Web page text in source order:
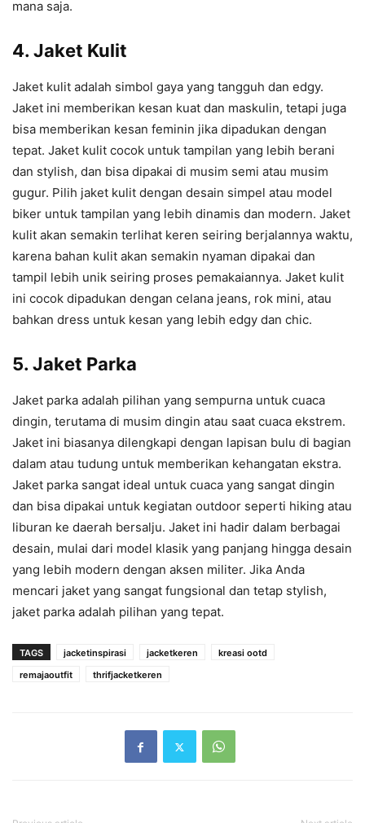
mana saja.
4. Jaket Kulit
Jaket kulit adalah simbol gaya yang tangguh dan edgy.
Jaket ini memberikan kesan kuat dan maskulin, tetapi juga
bisa memberikan kesan feminin jika dipadukan dengan
tepat. Jaket kulit cocok untuk tampilan yang lebih berani
dan stylish, dan bisa dipakai di musim semi atau musim
gugur. Pilih jaket kulit dengan desain simpel atau model
biker untuk tampilan yang lebih dinamis dan modern. Jaket
kulit akan semakin terlihat keren seiring berjalannya waktu,
karena bahan kulit akan semakin nyaman dipakai dan
tampil lebih unik seiring proses pemakaiannya. Jaket kulit
ini cocok dipadukan dengan celana jeans, rok mini, atau
bahkan dress untuk kesan yang lebih edgy dan chic.
5. Jaket Parka
Jaket parka adalah pilihan yang sempurna untuk cuaca
dingin, terutama di musim dingin atau saat cuaca ekstrem.
Jaket ini biasanya dilengkapi dengan lapisan bulu di bagian
dalam atau tudung untuk memberikan kehangatan ekstra.
Jaket parka sangat ideal untuk cuaca yang sangat dingin
dan bisa dipakai untuk kegiatan outdoor seperti hiking atau
liburan ke daerah bersalju. Jaket ini hadir dalam berbagai
desain, mulai dari model klasik yang panjang hingga desain
yang lebih modern dengan aksen militer. Jika Anda
mencari jaket yang sangat fungsional dan tetap stylish,
jaket parka adalah pilihan yang tepat.
TAGS jacketinspirasi jacketkeren
kreasi ootd
remajaoutfit
thrifjacketkeren